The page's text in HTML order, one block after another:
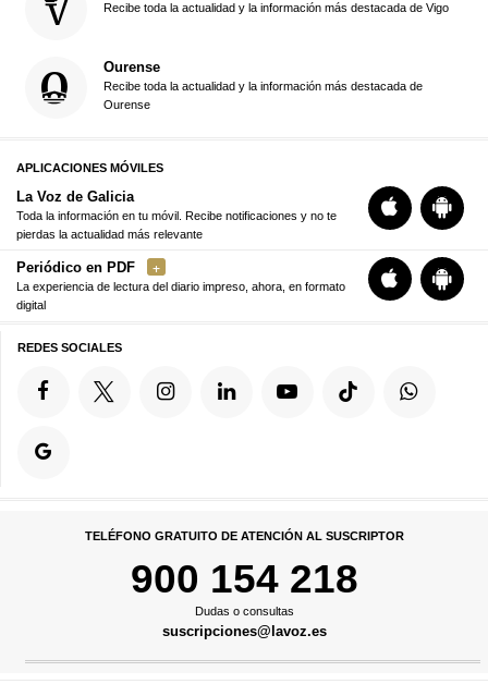
Recibe toda la actualidad y la información más destacada de Vigo
Ourense
Recibe toda la actualidad y la información más destacada de
Ourense
APLICACIONES MÓVILES
La Voz de Galicia
Toda la información en tu móvil. Recibe notificaciones y no te
pierdas la actualidad más relevante
Periódico en PDF
La experiencia de lectura del diario impreso, ahora, en formato
digital
REDES SOCIALES
TELÉFONO GRATUITO DE ATENCIÓN AL SUSCRIPTOR
900 154 218
Dudas o consultas
suscripciones@lavoz.es